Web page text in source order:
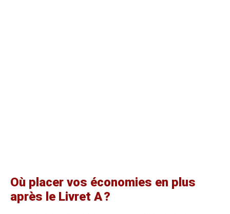
Où placer vos économies en plus
après le Livret A ?